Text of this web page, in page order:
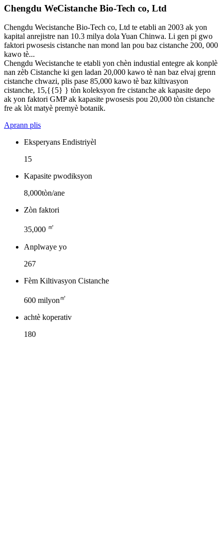
Chengdu WeCistanche Bio-Tech co, Ltd
Chengdu Wecistanche Bio-Tech co, Ltd te etabli an 2003 ak yon
kapital anrejistre nan 10.3 milya dola Yuan Chinwa. Li gen pi gwo
faktori pwosesis cistanche nan mond lan pou baz cistanche 200, 000
kawo tè...
Chengdu Wecistanche te etabli yon chèn industial entegre ak konplè
nan zèb Cistanche ki gen ladan 20,000 kawo tè nan baz elvaj grenn
cistanche chwazi, plis pase 85,000 kawo tè baz kiltivasyon
cistanche, 15,{{5} } tòn koleksyon fre cistanche ak kapasite depo
ak yon faktori GMP ak kapasite pwosesis pou 20,000 tòn cistanche
fre ak lòt matyè premyè botanik.
Aprann plis
Eksperyans Endistriyèl
15
Kapasite pwodiksyon
8,000tòn/ane
Zòn faktori
35,000 ㎡
Anplwaye yo
267
Fèm Kiltivasyon Cistanche
600 milyon ㎡
achtè koperativ
180